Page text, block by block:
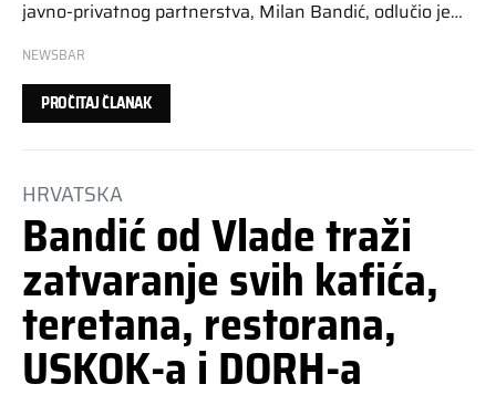
javno-privatnog partnerstva, Milan Bandić, odlučio je…
NEWSBAR
PROČITAJ ČLANAK
HRVATSKA
Bandić od Vlade traži
zatvaranje svih kafića,
teretana, restorana,
USKOK-a i DORH-a